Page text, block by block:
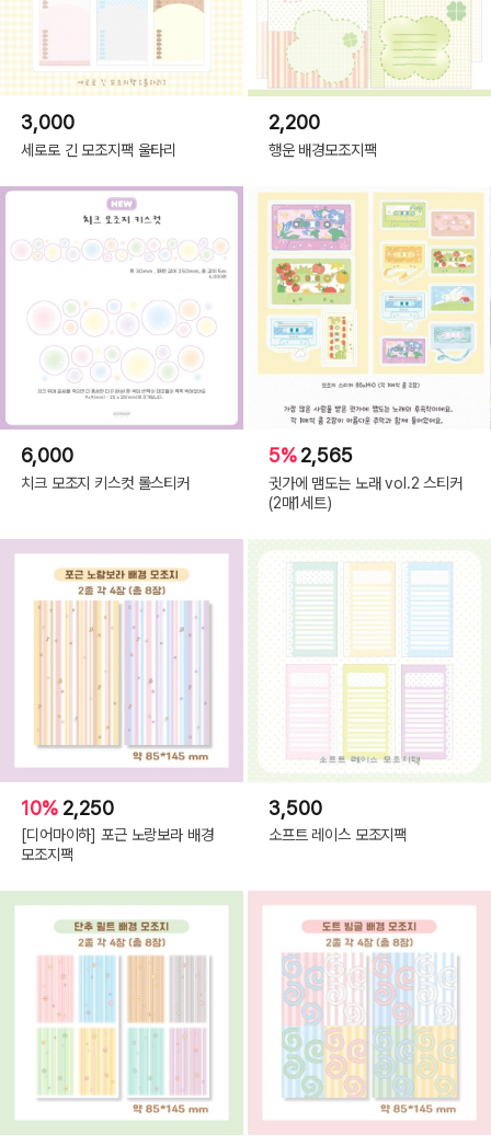
3,000
세로로 긴 모조지팩 울타리
2,200
행운 배경모조지팩
6,000
치크 모조지 키스컷 롤스티커
5%2,565
귓가에 맴도는 노래 vol.2 스티커
(2매1세트)
10% 2,250
[디어마이하] 포근 노랑보라 배경
모조지팩
3,500
소프트 레이스 모조지팩